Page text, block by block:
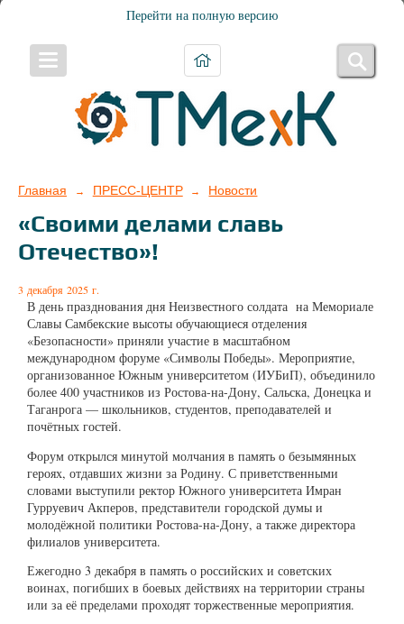
Перейти на полную версию
Главная → ПРЕСС-ЦЕНТР → Новости
«Своими делами славь
Отечество»!
3 декабря 2025 г.
В день празднования дня Неизвестного солдата на Мемориале
Славы Самбекские высоты обучающиеся отделения
«Безопасности» приняли участие в масштабном
международном форуме «Символы Победы». Мероприятие,
организованное Южным университетом (ИУБиП), объединило
более 400 участников из Ростова-на-Дону, Сальска, Донецка и
Таганрога — школьников, студентов, преподавателей и
почётных гостей.
Форум открылся минутой молчания в память о безымянных
героях, отдавших жизни за Родину. С приветственными
словами выступили ректор Южного университета Имран
Гурруевич Акперов, представители городской думы и
молодёжной политики Ростова-на-Дону, а также директора
филиалов университета.
Ежегодно 3 декабря в память о российских и советских
воинах, погибших в боевых действиях на территории страны
или за её пределами проходят торжественные мероприятия.